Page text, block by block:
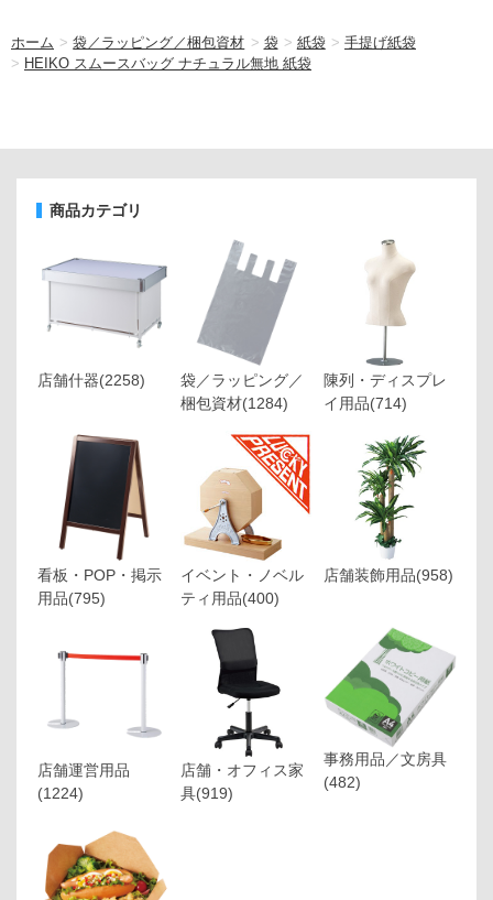
ホーム >袋／ラッピング／梱包資材 > 袋 > 紙袋 > 手提げ紙袋
> HEIKO スムースバッグ ナチュラル無地 紙袋
商品カテゴリ
店舗什器(2258)
袋／ラッピング／
梱包資材(1284)
陳列・ディスプレ
イ用品(714)
看板・POP・掲示
用品(795)
イベント・ノベル
ティ用品(400)
店舗装飾用品(958)
店舗運営用品
(1224)
店舗・オフィス家
具(919)
事務用品／文房具
(482)